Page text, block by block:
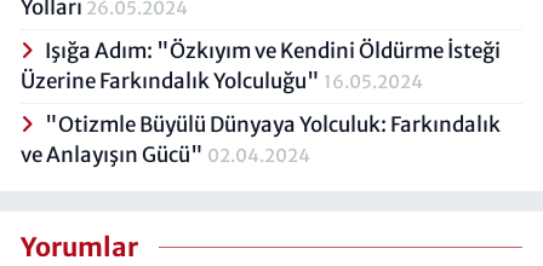
Yolları 26.05.2024
Işığa Adım: "Özkıyım ve Kendini Öldürme İsteği
Üzerine Farkındalık Yolculuğu" 16.05.2024
"Otizmle Büyülü Dünyaya Yolculuk: Farkındalık
ve Anlayışın Gücü" 02.04.2024
Yorumlar